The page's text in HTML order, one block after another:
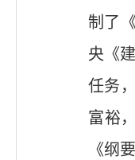
制了
央《
任务
富裕
《纲